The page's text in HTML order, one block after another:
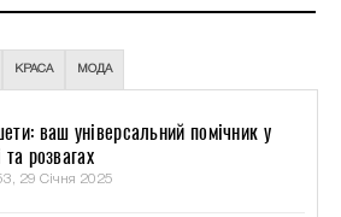
КРАСА МОДА
ваш універсальний помічник у
та розвагах
29 Січня 2025